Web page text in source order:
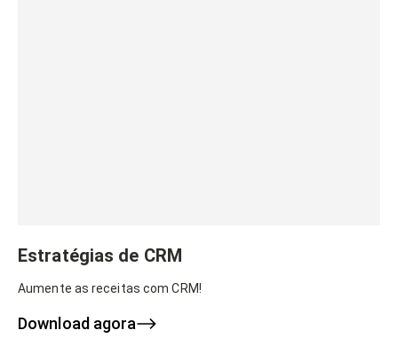
Estratégias de CRM
Aumente as receitas com CRM!
Download agora